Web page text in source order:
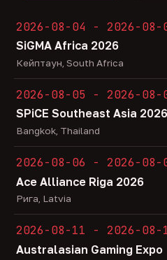
2026-08-04 - 2026-08-
SiGMA Africa 2026
Кейптаун, South Africa
2026-08-05 - 2026-08-
SPiCE Southeast Asia 2026
Bangkok, Thailand
2026-08-06 - 2026-08-
Ace Alliance Riga 2026
Рига, Latvia
2026-08-11 - 2026-08-
Australasian Gaming Expo